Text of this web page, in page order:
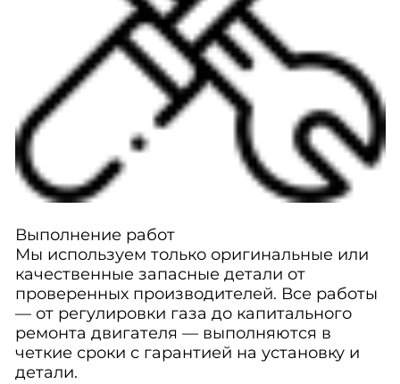
Выполнение работ
Мы используем только оригинальные или
качественные запасные детали от
проверенных производителей. Все работы
— от регулировки газа до капитального
ремонта двигателя — выполняются в
четкие сроки с гарантией на установку и
детали.